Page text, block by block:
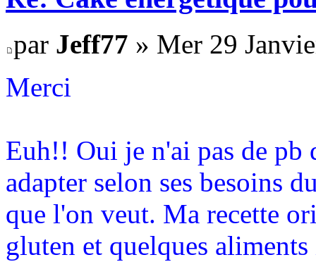
par Jeff77 » Mer 29
Merci
Euh!! Oui je n'ai pas de pb
adapter selon ses besoins
que l'on veut. Ma recette
gluten et quelques